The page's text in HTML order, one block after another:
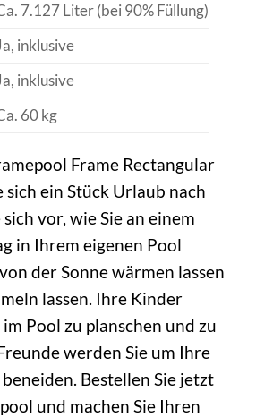
7.127 Liter (bei 90% Füllung)
inklusive
inklusive
60 kg
Frame Rectangular
sich ein Stück Urlaub nach
vor, wie Sie an einem
in Ihrem eigenen Pool
der Sonne wärmen lassen
lassen. Ihre Kinder
Pool zu planschen und zu
werden Sie um Ihre
Bestellen Sie jetzt
und machen Sie Ihren